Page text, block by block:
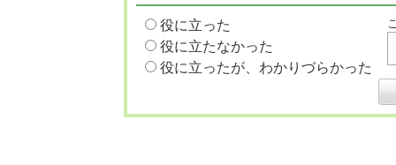
役に立った
役に立たなかった
役に立ったが、わかりづらかった